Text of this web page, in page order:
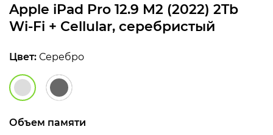
Apple iPad Pro 12.9 M2 (2022) 2Tb
Wi‑Fi + Cellular, серебристый
Цвет: Серебро
Объем памяти